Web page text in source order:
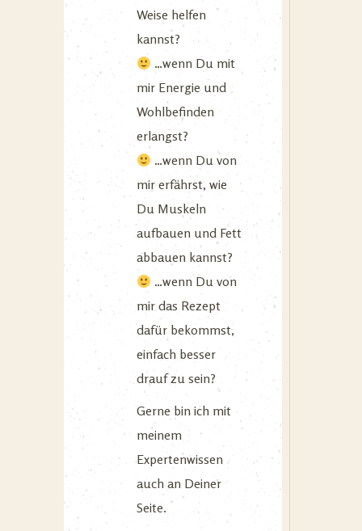
Weise helfen
kannst?
…wenn Du mit
mir Energie und
Wohlbefinden
erlangst?
…wenn Du von
mir erfährst, wie
Du Muskeln
aufbauen und Fett
abbauen kannst?
…wenn Du von
mir das Rezept
dafür bekommst,
einfach besser
drauf zu sein?
Gerne bin ich mit
meinem
Expertenwissen
auch an Deiner
Seite.